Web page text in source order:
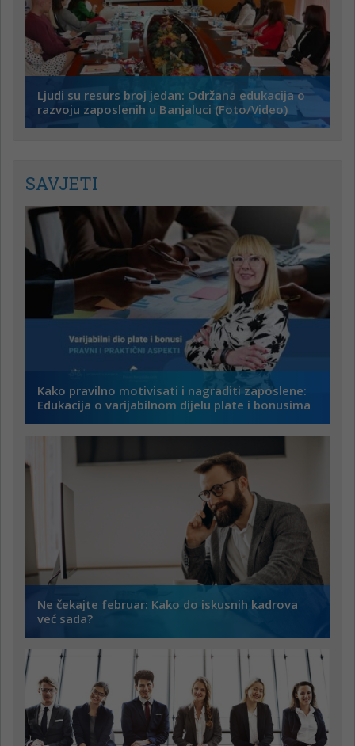
Ljudi su resurs broj jedan: Održana edukacija o
razvoju zaposlenih u Banjaluci (Foto/Video)
SAVJETI
Kako pravilno motivisati i nagraditi zaposlene:
Edukacija o varijabilnom dijelu plate i bonusima
Ne čekajte februar: Kako do iskusnih kadrova
već sada?